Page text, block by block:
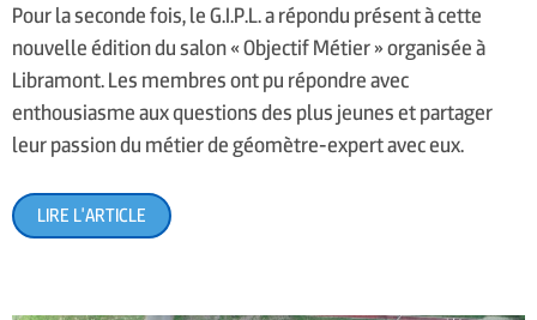
Pour la seconde fois, le G.I.P.L. a répondu présent à cette
nouvelle édition du salon « Objectif Métier » organisée à
Libramont. Les membres ont pu répondre avec
enthousiasme aux questions des plus jeunes et partager
leur passion du métier de géomètre-expert avec eux.
LIRE L'ARTICLE